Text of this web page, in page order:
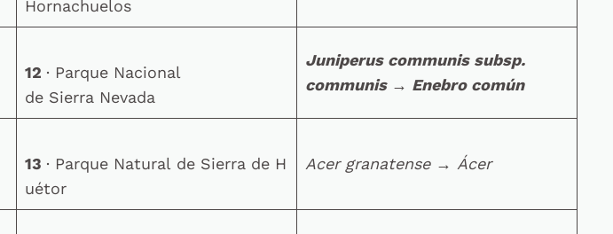
Hornachuelos
12 · Parque Nacional
de Sierra Nevada
Juniperus communis subsp.
communis → Enebro común
13 · Parque Natural de Sierra de H
uétor
Acer granatense → Ácer